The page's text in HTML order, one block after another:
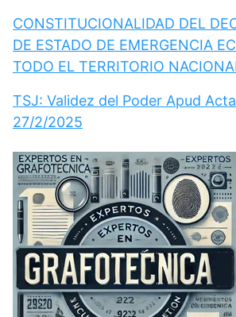
CONSTITUCIONALIDAD DEL
DE ESTADO DE EMERGENCIA
TODO EL TERRITORIO
TSJ: Validez del Poder Apud
27/2/2025